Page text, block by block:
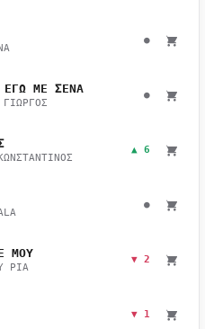
●
ΕΓΩ ΜΕ ΣΕΝΑ ●
▲ 6
●
ΜΟΥ
ΡΙΑ
▼ 2
▼ 1